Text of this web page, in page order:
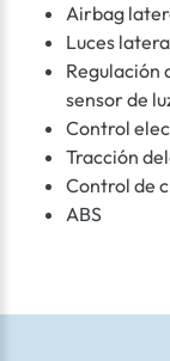
Airbag
Luces
Regulación
sensor de
Control
Tracción
Control de
ABS